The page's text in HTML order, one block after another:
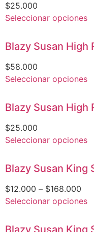
$25.000
Seleccionar opciones
Blazy Susan High
$58.000
Seleccionar opciones
Blazy Susan High
$25.000
Seleccionar opciones
Blazy Susan King
$12.000 – $168.000
Seleccionar opciones
Blazy Susan King